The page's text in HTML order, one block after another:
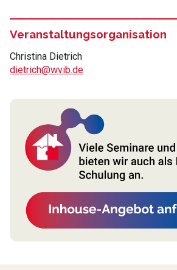
Veranstaltungsorganisation
Christina Dietrich
dietrich@wvib.de